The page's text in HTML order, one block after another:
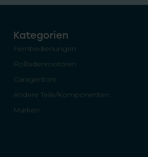
Kategorien
Fernbedienungen
Rollladenmotoren
Garagentore
Andere Teile/Komponenten
Marken